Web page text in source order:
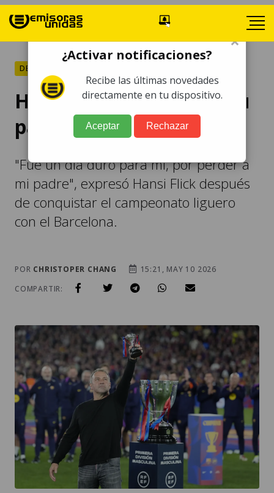
DEPORTES
Hansi Flick recuerda a su
padre tras ganar LaLiga
"Fue un día duro para mí, por perder a
mi padre", expresó Hansi Flick después
de conquistar el campeonato liguero
con el Barcelona.
POR CHRISTOPER CHANG
15:21, MAY 10 2026
COMPARTIR:
×
¿Activar notificaciones?
Recibe las últimas novedades
directamente en tu dispositivo.
Aceptar Rechazar